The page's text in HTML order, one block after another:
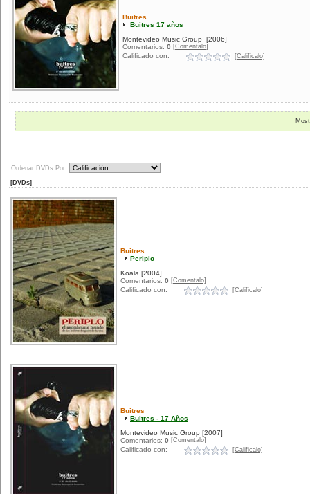
Buitres
Buitres 17 años
Montevideo Music Group
[2006]
Comentarios: 0 [Comentalo]
Calificado con: [Calificalo]
Ordenar DVDs Por:
[DVDs]
Buitres
Periplo
Koala [2004]
Comentarios: 0 [Comentalo]
Calificado con: [Calificalo]
Buitres
Buitres - 17 Años
Montevideo Music Group [2007]
Comentarios: 0 [Comentalo]
Calificado con: [Calificalo]